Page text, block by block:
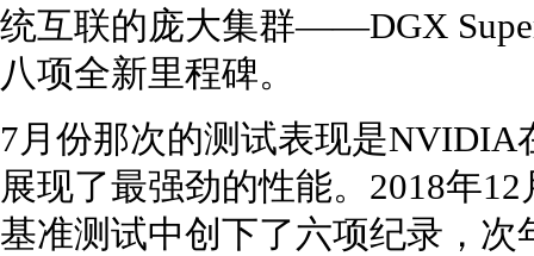
统互联的庞大集群——DGX
八项全新里程碑。
7月份那次的测试表现是
展现了最强劲的性能。2018年
基准测试中创下了六项纪录，